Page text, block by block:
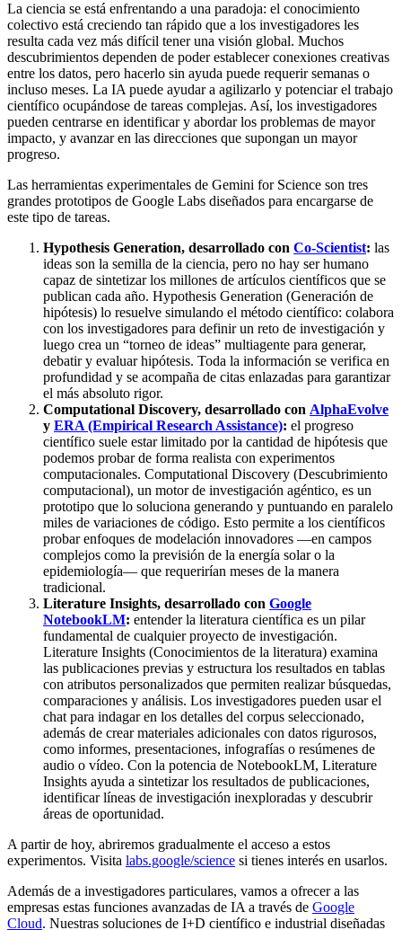
La ciencia se está enfrentando a una paradoja: el conocimiento
colectivo está creciendo tan rápido que a los investigadores les
resulta cada vez más difícil tener una visión global. Muchos
descubrimientos dependen de poder establecer conexiones creativas
entre los datos, pero hacerlo sin ayuda puede requerir semanas o
incluso meses. La IA puede ayudar a agilizarlo y potenciar el trabajo
científico ocupándose de tareas complejas. Así, los investigadores
pueden centrarse en identificar y abordar los problemas de mayor
impacto, y avanzar en las direcciones que supongan un mayor
progreso.
Las herramientas experimentales de Gemini for Science son tres
grandes prototipos de Google Labs diseñados para encargarse de
este tipo de tareas.
Hypothesis Generation, desarrollado con Co-Scientist: las
ideas son la semilla de la ciencia, pero no hay ser humano
capaz de sintetizar los millones de artículos científicos que se
publican cada año. Hypothesis Generation (Generación de
hipótesis) lo resuelve simulando el método científico: colabora
con los investigadores para definir un reto de investigación y
luego crea un “torneo de ideas” multiagente para generar,
debatir y evaluar hipótesis. Toda la información se verifica en
profundidad y se acompaña de citas enlazadas para garantizar
el más absoluto rigor.
Computational Discovery, desarrollado con AlphaEvolve
y ERA (Empirical Research Assistance): el progreso
científico suele estar limitado por la cantidad de hipótesis que
podemos probar de forma realista con experimentos
computacionales. Computational Discovery (Descubrimiento
computacional), un motor de investigación agéntico, es un
prototipo que lo soluciona generando y puntuando en paralelo
miles de variaciones de código. Esto permite a los científicos
probar enfoques de modelación innovadores —en campos
complejos como la previsión de la energía solar o la
epidemiología— que requerirían meses de la manera
tradicional.
Literature Insights, desarrollado con Google
NotebookLM: entender la literatura científica es un pilar
fundamental de cualquier proyecto de investigación.
Literature Insights (Conocimientos de la literatura) examina
las publicaciones previas y estructura los resultados en tablas
con atributos personalizados que permiten realizar búsquedas,
comparaciones y análisis. Los investigadores pueden usar el
chat para indagar en los detalles del corpus seleccionado,
además de crear materiales adicionales con datos rigurosos,
como informes, presentaciones, infografías o resúmenes de
audio o vídeo. Con la potencia de NotebookLM, Literature
Insights ayuda a sintetizar los resultados de publicaciones,
identificar líneas de investigación inexploradas y descubrir
áreas de oportunidad.
A partir de hoy, abriremos gradualmente el acceso a estos
experimentos. Visita labs.google/science si tienes interés en usarlos.
Además de a investigadores particulares, vamos a ofrecer a las
empresas estas funciones avanzadas de IA a través de Google
Cloud. Nuestras soluciones de I+D científico e industrial diseñadas